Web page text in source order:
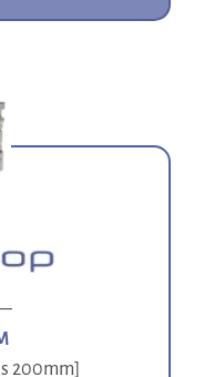
200mm]